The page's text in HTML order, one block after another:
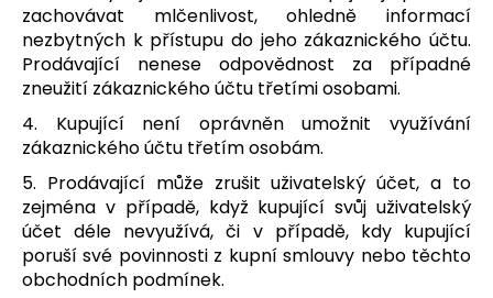
zachovávat mlčenlivost, ohledně informací
nezbytných k přístupu do jeho zákaznického účtu.
Prodávající nenese odpovědnost za případné
zneužití zákaznického účtu třetími osobami.
4. Kupující není oprávněn umožnit využívání
zákaznického účtu třetím osobám.
5. Prodávající může zrušit uživatelský účet, a to
zejména v případě, když kupující svůj uživatelský
účet déle nevyužívá, či v případě, kdy kupující
poruší své povinnosti z kupní smlouvy nebo těchto
obchodních podmínek.